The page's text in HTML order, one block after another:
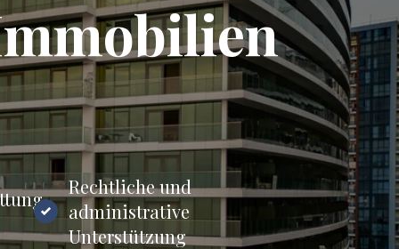
Rechtliche und
administrative
Unterstützung